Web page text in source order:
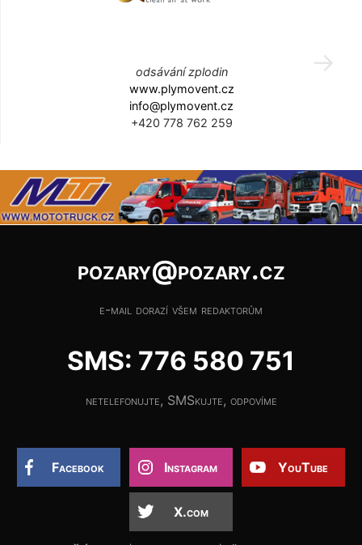
odsávání zplodin
www.plymovent.cz
info@plymovent.cz
+420 778 762 259
pozary@pozary.cz
e-mail dorazí všem redaktorům
SMS: 776 580 751
netelefonujte, SMSkujte, odpovíme
Facebook Instagram YouTube
X.com